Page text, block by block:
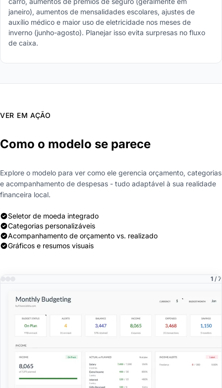
janeiro), aumentos de mensalidades escolares, ajustes de
auxílio médico e maior uso de eletricidade nos meses de
inverno (junho-agosto). Planejar isso evita surpresas no fluxo
de caixa.
VER EM AÇÃO
Como o modelo se parece
Explore o modelo para ver como ele gerencia orçamento, categorias
e acompanhamento de despesas - tudo adaptável à sua realidade
financeira local.
Seletor de moeda integrado
Categorias personalizáveis
Acompanhamento de orçamento vs. realizado
Gráficos e resumos visuais
1 / 7